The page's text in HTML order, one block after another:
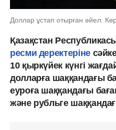
Доллар ұстап отырған әйел.
Қазақстан
ресми деректеріне
10 қыркүйек күнгі
долларға шаққандағы
еуроға шаққандағы
және рубльге